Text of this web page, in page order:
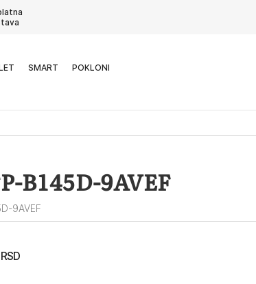
SMART POKLONI
B145D-9AVEF
9AVEF
RSD